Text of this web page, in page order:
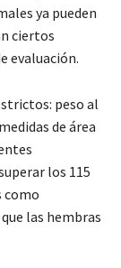
ya pueden
ciertos
evaluación.
peso al
de área
los 115
como
las hembras